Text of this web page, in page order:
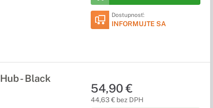
Dostupnosť:
INFORMUJTE SA
- Black
54,90 €
44,63 € bez DPH